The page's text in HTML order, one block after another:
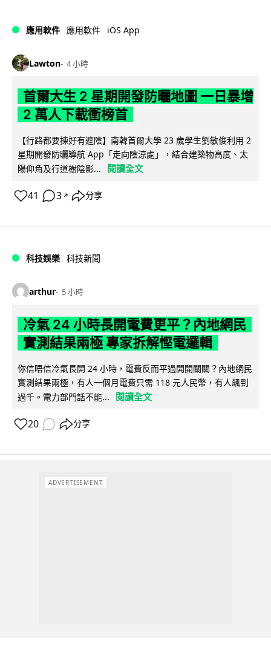
應用軟件 應用軟件 iOS App
Lawton 4 小時
首爾大生 2 星期開發防曬地圖 一日暴增
2 萬人下載衝榜首
【行路都要揀好有遮陰】南韓首爾大學 23 歲學生劉敏俊利用 2
星期開發防曬導航 App「走向陰涼處」，結合建築物高度、太
陽仰角及行道樹陰影...
閱讀全文
41 3 ↗ 分享
科技娛樂 科技新聞
arthur 5 小時
冷氣 24 小時長開電費更平？內地網民
實測結果兩極 專家拆解慳電邏輯
你信唔信冷氣長開 24 小時，電費反而平過開開關關？內地網民
實測結果兩極，有人一個月電費只需 118 元人民幣，有人飆到
過千。電力部門話不能...
閱讀全文
20 分享
ADVERTISEMENT